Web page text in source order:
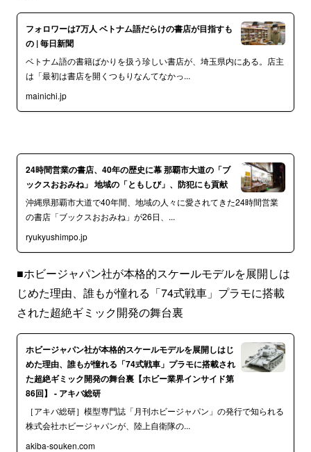
フォロワーは7万人 ベトナム語だらけの書店が目指すも
の | 毎日新聞
ベトナム語の書籍ばかりを扱う珍しい書店が、埼玉県内にある。店主
は「最初は書店を開くつもりなんてなかっ...
mainichi.jp
24時間営業の書店、40年の歴史に幕 那覇市大道の「ブ
ックスおおみね」 地域の「ともしび」、防犯にも貢献
沖縄県那覇市大道で40年間、地域の人々に愛されてきた24時間営業
の書店「ブックスおおみね」が26日、...
ryukyushimpo.jp
■ホビージャパン社が本格的スケールモデルを展開しは
じめた理由、誰もが憧れる「74式戦車」プラモに搭載
された超絶ギミック開発の舞台裏
ホビージャパン社が本格的スケールモデルを展開しはじ
めた理由、誰もが憧れる「74式戦車」プラモに搭載され
た超絶ギミック開発の舞台裏【ホビー業界インサイド第
86回】 - アキバ総研
［アキバ総研］模型専門誌「月刊ホビージャパン」の発行で知られる
株式会社ホビージャパンが、陸上自衛隊の...
akiba-souken.com